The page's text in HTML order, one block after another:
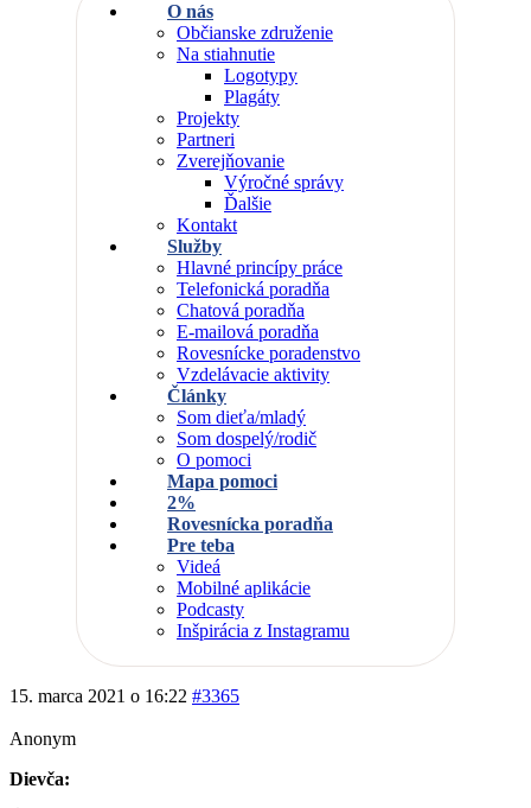
O nás
Občianske združenie
Na stiahnutie
Logotypy
Plagáty
Projekty
Partneri
Zverejňovanie
Výročné správy
Ďalšie
Kontakt
Služby
Hlavné princípy práce
Telefonická poradňa
Chatová poradňa
E-mailová poradňa
Rovesnícke poradenstvo
Vzdelávacie aktivity
Články
Som dieťa/mladý
Som dospelý/rodič
O pomoci
Mapa pomoci
2%
Rovesnícka poradňa
Pre teba
Videá
Mobilné aplikácie
Podcasty
Inšpirácia z Instagramu
15. marca 2021 o 16:22 #3365
Anonym
Dievča: